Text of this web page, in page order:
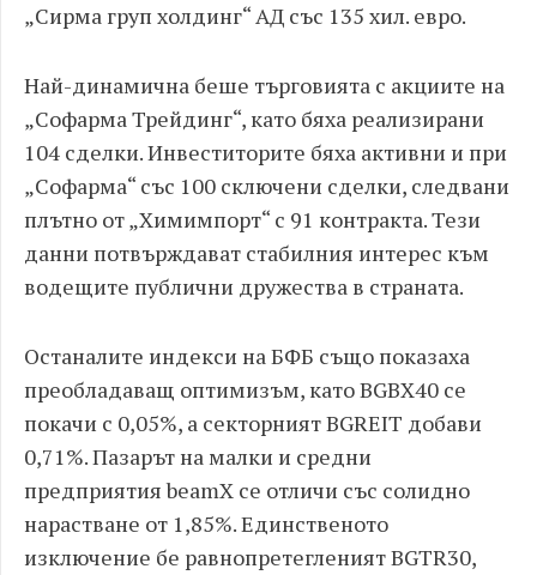
„Сирма груп холдинг“ АД със 135 хил. евро.
Най-динамична беше търговията с акциите на
„Софарма Трейдинг“, като бяха реализирани
104 сделки. Инвеститорите бяха активни и при
„Софарма“ със 100 сключени сделки, следвани
плътно от „Химимпорт“ с 91 контракта. Тези
данни потвърждават стабилния интерес към
водещите публични дружества в страната.
Останалите индекси на БФБ също показаха
преобладаващ оптимизъм, като BGBX40 се
покачи с 0,05%, а секторният BGREIT добави
0,71%. Пазарът на малки и средни
предприятия beamX се отличи със солидно
нарастване от 1,85%. Единственото
изключение бе равнопретегленият BGTR30,